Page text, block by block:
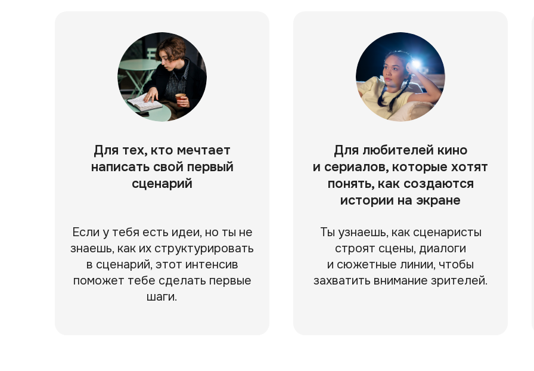
Для тех, кто мечтает
написать свой первый
сценарий
Если у тебя есть идеи, но ты не
знаешь, как их структурировать
в сценарий, этот интенсив
поможет тебе сделать первые
шаги.
Для любителей кино
и сериалов, которые хотят
понять, как создаются
истории на экране
Ты узнаешь, как сценаристы
строят сцены, диалоги
и сюжетные линии, чтобы
захватить внимание зрителей.